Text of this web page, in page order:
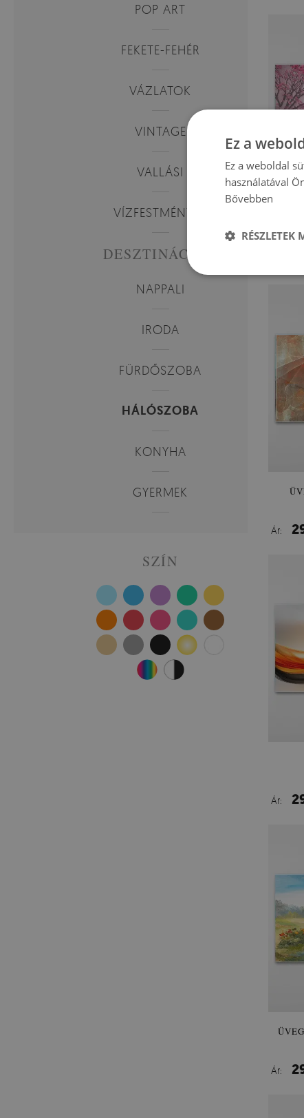
POP ART
FEKETE-FEHÉR
VÁZLATOK
VINTAGE
VALLÁSI
VÍZFESTMÉNYEK
DESZTINÁCIÓK
NAPPALI
IRODA
FÜRDŐSZOBA
HÁLÓSZOBA
KONYHA
GYERMEK
SZÍN
Ár:
Ár:
Ár:
Ez a
Ez a weboldal
használatával
Bővebben
RÉSZLETEK